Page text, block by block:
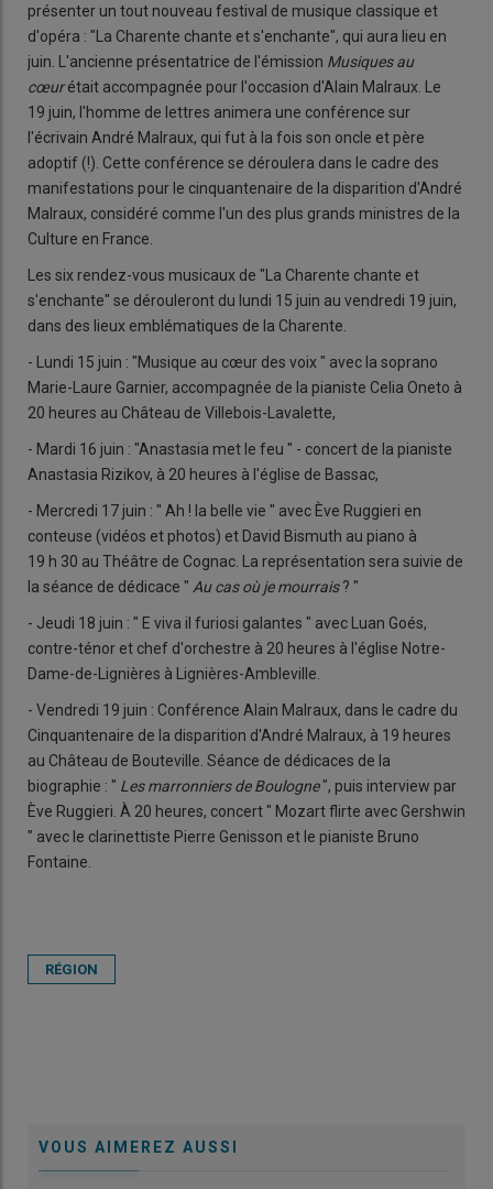
présenter un tout nouveau festival de musique classique et
d'opéra : "La Charente chante et s'enchante", qui aura lieu en
juin. L'ancienne présentatrice de l'émission Musiques au
cœurétait accompagnée pour l'occasion d'Alain Malraux. Le
19 juin, l'homme de lettres animera une conférence sur
l'écrivain André Malraux, qui fut à la fois son oncle et père
adoptif (!). Cette conférence se déroulera dans le cadre des
manifestations pour le cinquantenaire de la disparition d'André
Malraux, considéré comme l'un des plus grands ministres de la
Culture en France.
Les six rendez-vous musicaux de "La Charente chante et
s'enchante" se dérouleront du lundi 15 juin au vendredi 19 juin,
dans des lieux emblématiques de la Charente.
- Lundi 15 juin : "Musique au cœur des voix " avec la soprano
Marie-Laure Garnier, accompagnée de la pianiste Celia Oneto à
20 heures au Château de Villebois-Lavalette,
- Mardi 16 juin : "Anastasia met le feu " - concert de la pianiste
Anastasia Rizikov, à 20 heures à l'église de Bassac,
- Mercredi 17 juin : " Ah ! la belle vie " avec Ève Ruggieri en
conteuse (vidéos et photos) et David Bismuth au piano à
19 h 30 au Théâtre de Cognac. La représentation sera suivie de
la séance de dédicace " Au cas où je mourrais? "
- Jeudi 18 juin : " E viva il furiosi galantes " avec Luan Goés,
contre-ténor et chef d'orchestre à 20 heures à l'église Notre-
Dame-de-Lignières à Lignières-Ambleville.
- Vendredi 19 juin : Conférence Alain Malraux, dans le cadre du
Cinquantenaire de la disparition d'André Malraux, à 19 heures
au Château de Bouteville. Séance de dédicaces de la
biographie : " Les marronniers de Boulogne", puis interview par
Ève Ruggieri. À 20 heures, concert " Mozart flirte avec Gershwin
" avec le clarinettiste Pierre Genisson et le pianiste Bruno
Fontaine.
RÉGION
VOUS AIMEREZ AUSSI